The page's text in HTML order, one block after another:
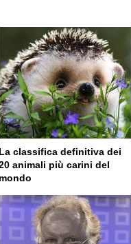
La classifica definitiva dei
animali più carini del
mondo